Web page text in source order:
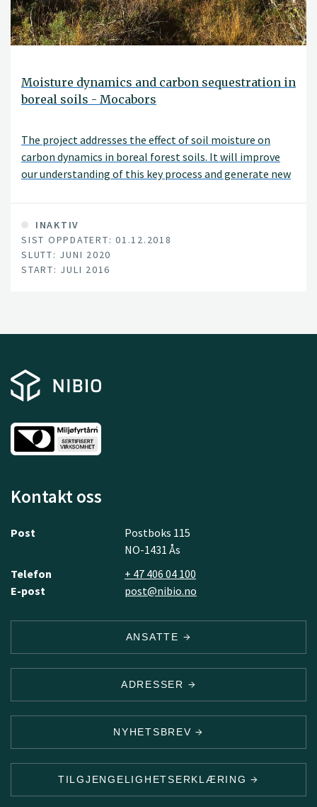
Moisture dynamics and carbon sequestration in
boreal soils - Mocabors
The project addresses the effect of soil moisture on
carbon dynamics in boreal forest soils. It will improve
our understanding of this key process and generate new
data and knowledge will be used to improve the models.
We will run the improved models to estimate soil C
amounts for whole landscapes.
INAKTIV
SIST OPPDATERT: 01.12.2018
SLUTT: JUNI 2020
START: JULI 2016
Kontakt oss
Post
Postboks 115
NO-1431 Ås
Telefon
+ 47 406 04 100
E-post
post@nibio.no
ANSATTE
ADRESSER
NYHETSBREV
TILGJENGELIGHETSERKLÆRING